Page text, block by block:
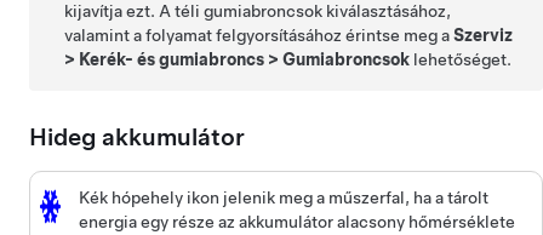
kijavítja ezt. A téli gumiabroncsok kiválasztásához,
valamint a folyamat felgyorsításához érintse meg aSzerviz
> Kerék- és gumiabroncs >Gumiabroncsok lehetőséget.
Hideg akkumulátor
Kék hópehely ikon jelenik meg a műszerfal, ha a tárolt
energia egy része az akkumulátor alacsony hőmérséklete